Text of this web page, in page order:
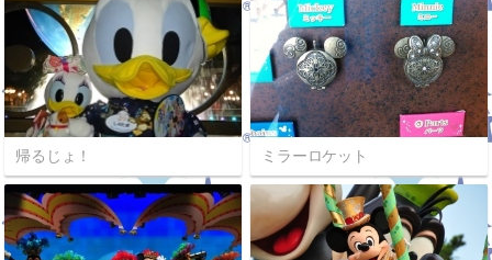
帰るじょ！ ミラーロケット